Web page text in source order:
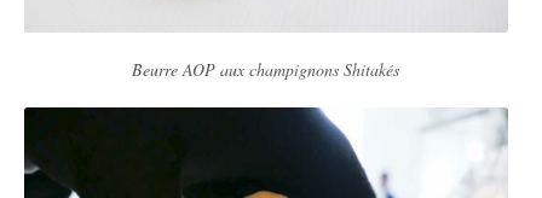
Beurre AOP aux champignons Shitakés